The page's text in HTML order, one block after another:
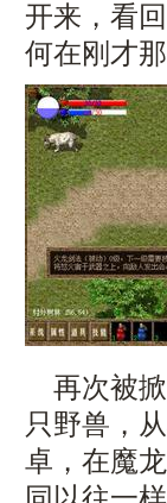
开来，看
何在刚才
再次被掀
只野兽，
卓，在魔